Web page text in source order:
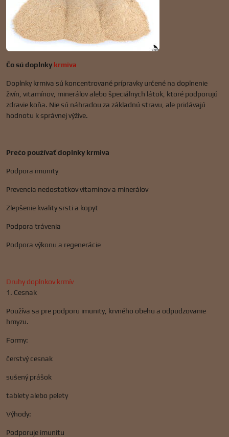
Čo sú doplnky krmiva
Doplnky krmiva sú koncentrované prípravky určené na doplnenie
živín, vitamínov, minerálov alebo špeciálnych látok, ktoré podporujú
zdravie koňa. Nie sú náhradou za základnú stravu, ale pridávajú
hodnotu k správnej výžive.
Prečo používať doplnky krmiva
Podpora imunity
Prevencia nedostatkov vitamínov a minerálov
Zlepšenie kvality srsti a kopyt
Podpora trávenia
Podpora výkonu a regenerácie
Druhy doplnkov krmív
1. Cesnak
Používa sa pre podporu imunity, krvného obehu a odpudzovanie
hmyzu.
Formy:
čerstvý cesnak
sušený prášok
tablety alebo pelety
Výhody:
Podporuje imunitu